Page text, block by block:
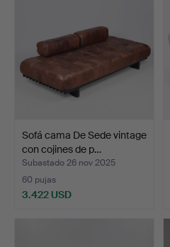
Sofá cama De Sede vintage
con cojines de p…
Subastado 26 nov 2025
60 pujas
3.422 USD